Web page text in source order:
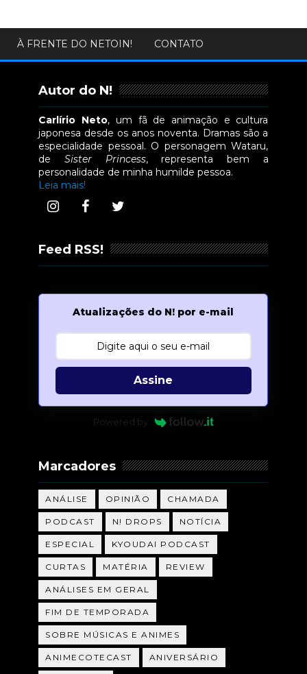
À FRENTE DO NETOIN! CONTATO
Autor do N!
Carlírio Neto, um fã de animação e cultura
japonesa desde os anos noventa. Dramas são a
especialidade pessoal. O personagem Wataru,
deSister Princess, representa bem a
personalidade de minha humilde pessoa.
Leia mais!
Feed RSS!
Atualizações do N! por e-mail
Assine
Powered by
Marcadores
ANÁLISE OPINIÃO CHAMADA
PODCAST N! DROPS NOTÍCIA
ESPECIAL KYOUDAI PODCAST
CURTAS MATÉRIA REVIEW
ANÁLISES EM GERAL
FIM DE TEMPORADA
SOBRE MÚSICAS E ANIMES
ANIMECOTECAST ANIVERSÁRIO